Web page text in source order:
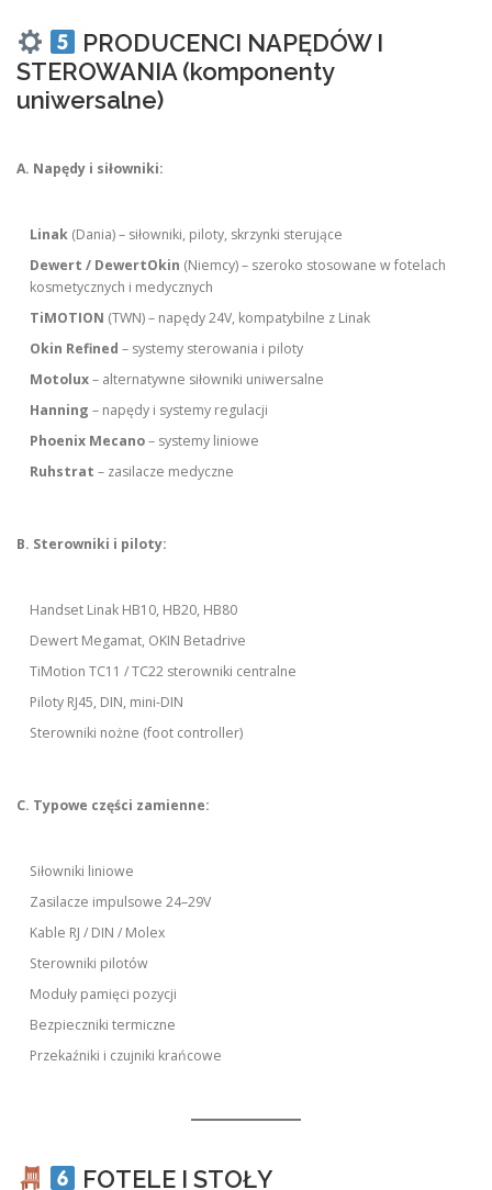
PRODUCENCI NAPĘDÓW I
STEROWANIA (komponenty
uniwersalne)
A. Napędy i siłowniki:
Linak (Dania) – siłowniki, piloty, skrzynki sterujące
Dewert / DewertOkin (Niemcy) – szeroko stosowane w fotelach
kosmetycznych i medycznych
TiMOTION (TWN) – napędy 24V, kompatybilne z Linak
Okin Refined – systemy sterowania i piloty
Motolux– alternatywne siłowniki uniwersalne
Hanning – napędy i systemy regulacji
Phoenix Mecano– systemy liniowe
Ruhstrat – zasilacze medyczne
B. Sterowniki i piloty:
Handset Linak HB10, HB20, HB80
Dewert Megamat, OKIN Betadrive
TiMotion TC11 / TC22 sterowniki centralne
Piloty RJ45, DIN, mini-DIN
Sterowniki nożne (foot controller)
C. Typowe części zamienne:
Siłowniki liniowe
Zasilacze impulsowe 24–29V
Kable RJ / DIN / Molex
Sterowniki pilotów
Moduły pamięci pozycji
Bezpieczniki termiczne
Przekaźniki i czujniki krańcowe
FOTELE I STOŁY